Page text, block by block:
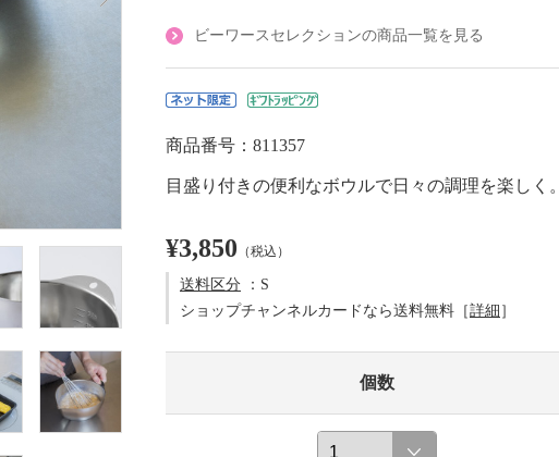
ビーワースセレクションの商品一覧を見る
商品番号：811357
目盛り付きの便利なボウルで日々の調理を楽しく。
¥3,850 （税込）
送料区分 ：S
ショップチャンネルカードなら送料無料［詳細 ］
個数